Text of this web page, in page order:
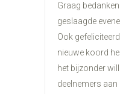
Graag
geslaagde
Ook
nieuwe koord
het bijzonder
deelnemers aan